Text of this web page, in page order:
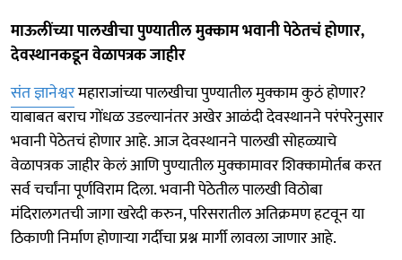
माऊलींच्या पालखीचा पुण्यातील मुक्काम भवानी पेठेतचं होणार,
देवस्थानकडून वेळापत्रक जाहीर
संत ज्ञानेश्वरमहाराजांच्या पालखीचा पुण्यातील मुक्काम कुठं होणार?
याबाबत बराच गोंधळ उडल्यानंतर अखेर आळंदी देवस्थानने परंपरेनुसार
भवानी पेठेतचं होणार आहे. आज देवस्थानने पालखी सोहळ्याचे
वेळापत्रक जाहीर केलं आणि पुण्यातील मुक्कामावर शिक्कामोर्तब करत
सर्व चर्चांना पूर्णविराम दिला. भवानी पेठेतील पालखी विठोबा
मंदिरालगतची जागा खरेदी करुन, परिसरातील अतिक्रमण हटवून या
ठिकाणी निर्माण होणाऱ्या गर्दीचा प्रश्न मार्गी लावला जाणार आहे.